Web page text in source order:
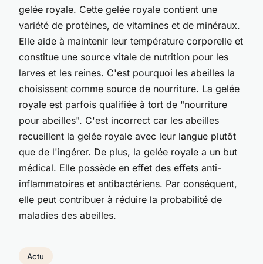
gelée royale. Cette gelée royale contient une
variété de protéines, de vitamines et de minéraux.
Elle aide à maintenir leur température corporelle et
constitue une source vitale de nutrition pour les
larves et les reines. C'est pourquoi les abeilles la
choisissent comme source de nourriture. La gelée
royale est parfois qualifiée à tort de "nourriture
pour abeilles". C'est incorrect car les abeilles
recueillent la gelée royale avec leur langue plutôt
que de l'ingérer. De plus, la gelée royale a un but
médical. Elle possède en effet des effets anti-
inflammatoires et antibactériens. Par conséquent,
elle peut contribuer à réduire la probabilité de
maladies des abeilles.
Actu